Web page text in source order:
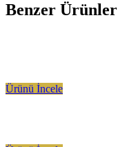
Benzer Ürünler
Ürünü İncele